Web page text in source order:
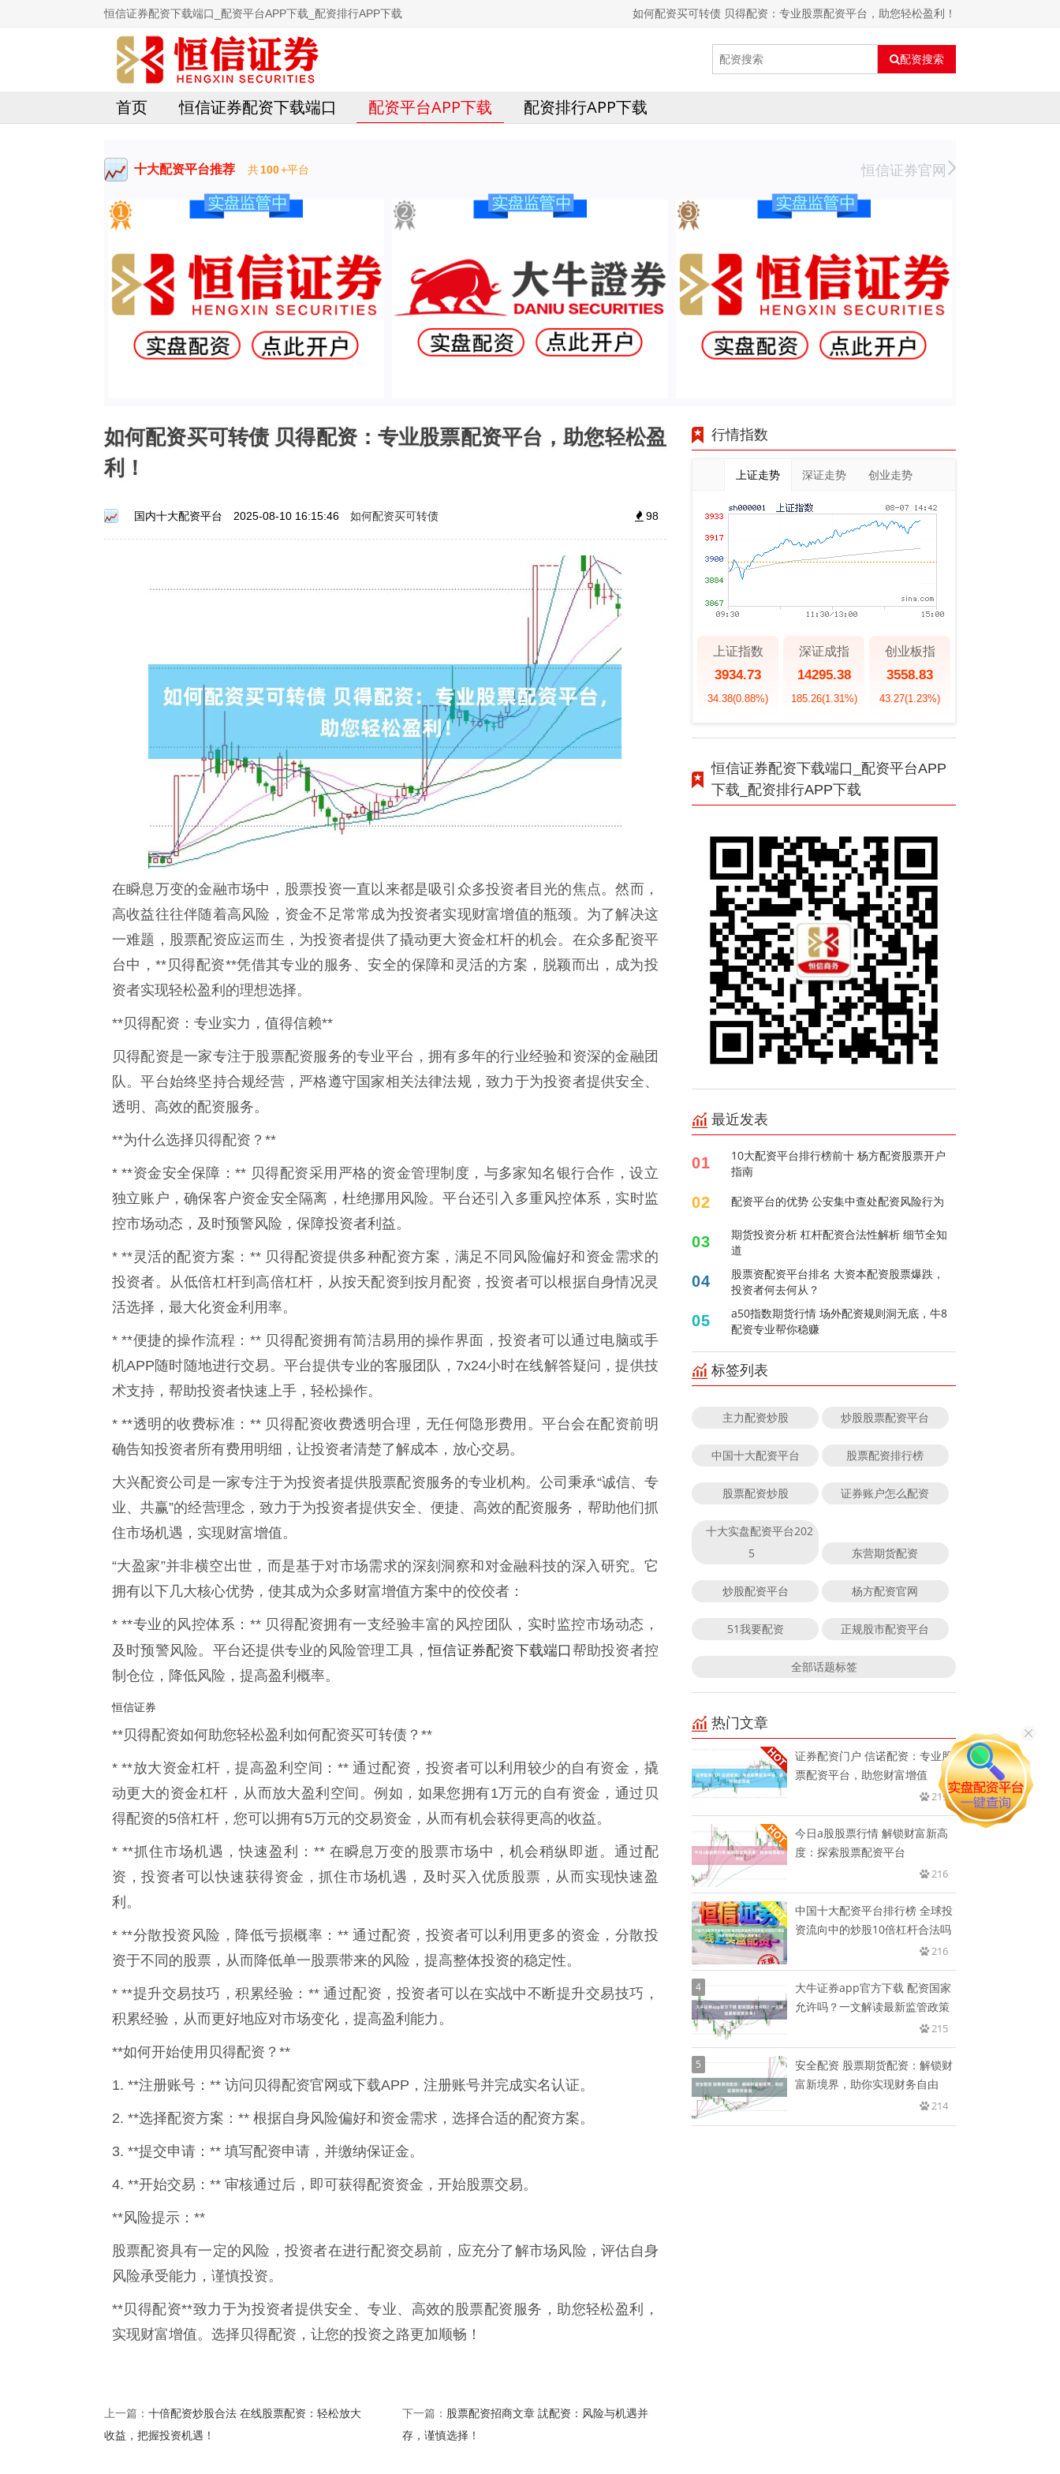
恒信证券配资下载端口_配资平台APP下载_配资排行APP下载 如何配资买可转债 贝得配资：专业股票配资平台，助您轻松盈利！
配资搜索
首页 恒信证券配资下载端口 配资平台APP下载 配资排行APP下载
十大配资平台推荐 共100+平台 恒信证券官网
如何配资买可转债 贝得配资：专业股票配资平台，助您轻松盈
利！
国内十大配资平台 2025-08-10 16:15:46 如何配资买可转债 98
在瞬息万变的金融市场中，股票投资一直以来都是吸引众多投资者目光的焦点。然而，
高收益往往伴随着高风险，资金不足常常成为投资者实现财富增值的瓶颈。为了解决这
一难题，股票配资应运而生，为投资者提供了撬动更大资金杠杆的机会。在众多配资平
台中，**贝得配资**凭借其专业的服务、安全的保障和灵活的方案，脱颖而出，成为投
资者实现轻松盈利的理想选择。
**贝得配资：专业实力，值得信赖**
贝得配资是一家专注于股票配资服务的专业平台，拥有多年的行业经验和资深的金融团
队。平台始终坚持合规经营，严格遵守国家相关法律法规，致力于为投资者提供安全、
透明、高效的配资服务。
**为什么选择贝得配资？**
* **资金安全保障：** 贝得配资采用严格的资金管理制度，与多家知名银行合作，设立
独立账户，确保客户资金安全隔离，杜绝挪用风险。平台还引入多重风控体系，实时监
控市场动态，及时预警风险，保障投资者利益。
* **灵活的配资方案：** 贝得配资提供多种配资方案，满足不同风险偏好和资金需求的
投资者。从低倍杠杆到高倍杠杆，从按天配资到按月配资，投资者可以根据自身情况灵
活选择，最大化资金利用率。
* **便捷的操作流程：** 贝得配资拥有简洁易用的操作界面，投资者可以通过电脑或手
机APP随时随地进行交易。平台提供专业的客服团队，7x24小时在线解答疑问，提供技
术支持，帮助投资者快速上手，轻松操作。
* **透明的收费标准：** 贝得配资收费透明合理，无任何隐形费用。平台会在配资前明
确告知投资者所有费用明细，让投资者清楚了解成本，放心交易。
大兴配资公司是一家专注于为投资者提供股票配资服务的专业机构。公司秉承“诚信、专
业、共赢”的经营理念，致力于为投资者提供安全、便捷、高效的配资服务，帮助他们抓
住市场机遇，实现财富增值。
“大盈家”并非横空出世，而是基于对市场需求的深刻洞察和对金融科技的深入研究。它
拥有以下几大核心优势，使其成为众多财富增值方案中的佼佼者：
* **专业的风控体系：** 贝得配资拥有一支经验丰富的风控团队，实时监控市场动态，
及时预警风险。平台还提供专业的风险管理工具，恒信证券配资下载端口 帮助投资者控
制仓位，降低风险，提高盈利概率。
恒信证券
**贝得配资如何助您轻松盈利如何配资买可转债？**
* **放大资金杠杆，提高盈利空间：** 通过配资，投资者可以利用较少的自有资金，撬
动更大的资金杠杆，从而放大盈利空间。例如，如果您拥有1万元的自有资金，通过贝
得配资的5倍杠杆，您可以拥有5万元的交易资金，从而有机会获得更高的收益。
* **抓住市场机遇，快速盈利：** 在瞬息万变的股票市场中，机会稍纵即逝。通过配
资，投资者可以快速获得资金，抓住市场机遇，及时买入优质股票，从而实现快速盈
利。
* **分散投资风险，降低亏损概率：** 通过配资，投资者可以利用更多的资金，分散投
资于不同的股票，从而降低单一股票带来的风险，提高整体投资的稳定性。
* **提升交易技巧，积累经验：** 通过配资，投资者可以在实战中不断提升交易技巧，
积累经验，从而更好地应对市场变化，提高盈利能力。
**如何开始使用贝得配资？**
1. **注册账号：** 访问贝得配资官网或下载APP，注册账号并完成实名认证。
2. **选择配资方案：** 根据自身风险偏好和资金需求，选择合适的配资方案。
3. **提交申请：** 填写配资申请，并缴纳保证金。
4. **开始交易：** 审核通过后，即可获得配资资金，开始股票交易。
**风险提示：**
股票配资具有一定的风险，投资者在进行配资交易前，应充分了解市场风险，评估自身
风险承受能力，谨慎投资。
**贝得配资**致力于为投资者提供安全、专业、高效的股票配资服务，助您轻松盈利，
实现财富增值。选择贝得配资，让您的投资之路更加顺畅！
上一篇： 十倍配资炒股合法 在线股票配资：轻松放大
收益，把握投资机遇！
下一篇： 股票配资招商文章 訧配资：风险与机遇并
存，谨慎选择！
行情指数
上证走势 深证走势 创业走势
上证指数
3934.73
34.38(0.88%)
深证成指
14295.38
185.26(1.31%)
创业板指
3558.83
43.27(1.23%)
恒信证券配资下载端口_配资平台APP
下载_配资排行APP下载
最近发表
01
10大配资平台排行榜前十 杨方配资股票开户
指南
02 配资平台的优势 公安集中查处配资风险行为
03
期货投资分析 杠杆配资合法性解析 细节全知
道
04
股票资配资平台排名 大资本配资股票爆跌，
投资者何去何从？
05
a50指数期货行情 场外配资规则洞无底，牛8
配资专业帮你稳赚
标签列表
主力配资炒股 炒股股票配资平台
中国十大配资平台 股票配资排行榜
股票配资炒股 证券账户怎么配资
十大实盘配资平台202
5
东营期货配资
炒股配资平台 杨方配资官网
51我要配资 正规股市配资平台
全部话题标签
热门文章
证券配资门户 信诺配资：专业股
票配资平台，助您财富增值
219
今日a股股票行情 解锁财富新高
度：探索股票配资平台
216
中国十大配资平台排行榜 全球投
资流向中的炒股10倍杠杆合法吗
216
4
大牛证券app官方下载 配资国家
允许吗？一文解读最新监管政策
215
5
安全配资 股票期货配资：解锁财
富新境界，助你实现财务自由
214